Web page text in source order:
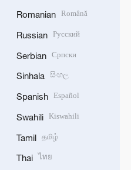
Romanian Română
Russian Русский
Serbian Српски
Sinhala සිංහල
Spanish Español
Swahili Kiswahili
Tamil தமிழ்
Thai ไทย